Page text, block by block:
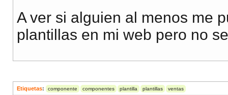
A ver si alguien al menos me
plantillas en mi web pero no
Etiquetas: componente componentes plantilla plantillas ventas